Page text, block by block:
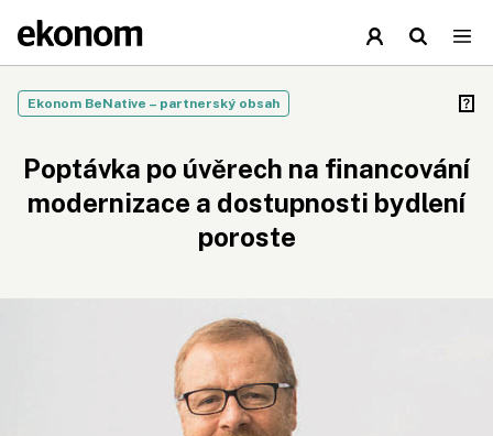
Ekonom BeNative – partnerský obsah
Poptávka po úvěrech na financování
modernizace a dostupnosti bydlení
poroste